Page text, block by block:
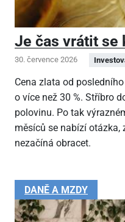
Je čas vrátit se
30. července 2026
Cena zlata od
o více než 30 %. Stříbro
polovinu. Po tak
měsíců se nabízí otázka,
nezačíná obracet.
DANĚ A MZDY